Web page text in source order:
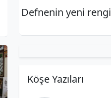
Defnenin yeni rengi
Köşe Yazıları